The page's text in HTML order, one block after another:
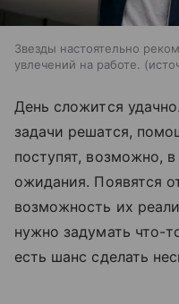
Звезды настоятельно
увлечений на работе.
День сложится
задачи решатся,
поступят, возможно,
ожидания. Появятся
возможность их
нужно задумать что-
есть шанс сделать